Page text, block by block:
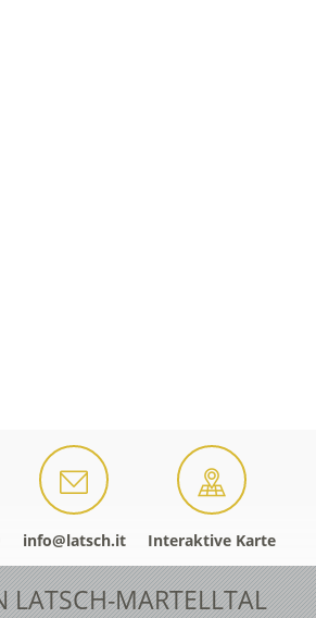
info@latsch.it Interaktive Karte
LATSCH-MARTELLTAL